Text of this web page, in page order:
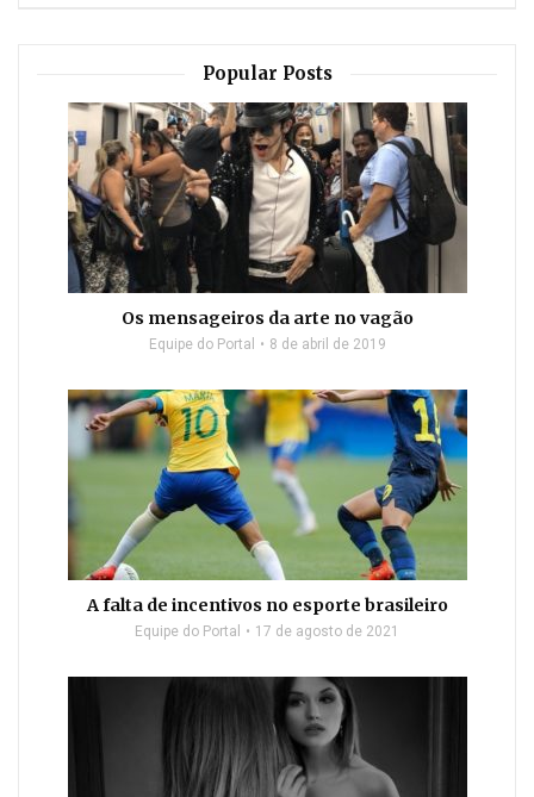
Popular Posts
Os mensageiros da arte no vagão
Equipe do Portal 8 de abril de 2019
A falta de incentivos no esporte brasileiro
Equipe do Portal 17 de agosto de 2021